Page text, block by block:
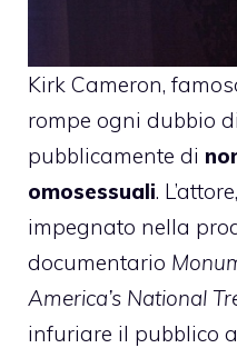
Kirk Cameron,
rompe ogni dubbio
pubblicamente di
omosessuali.
impegnato nella
documentario
America’s National
infuriare il pubblico